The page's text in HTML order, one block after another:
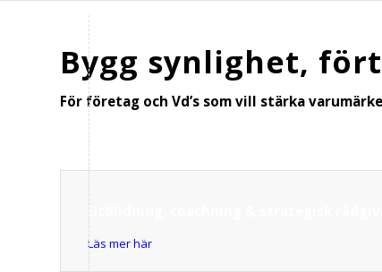
Bygg synlighet,
För företag och Vd’s som vill stärka
Utbildning, coachning & strategisk
Läs mer här